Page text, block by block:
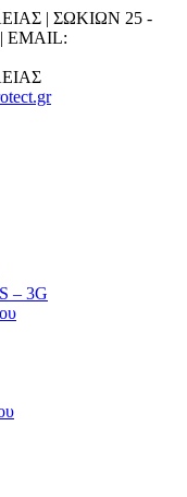
| ΣΩΚΙΩΝ 25 -
| EMAIL:
– 3G